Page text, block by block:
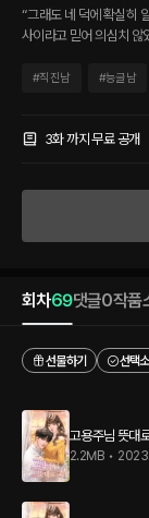
“그래도 네 덕에 확실히 알
사이라고 믿어 의심치 않
를 주인공이 아닌 들러리로 만들어주겠
고용을 요구한다! *** “겸손도 정도껏 해야죠.” “……?” “거울 안 보고 살아요? 나는 태
#직진남 #능글남
3화 까지 무료 공개
회차69댓글0작품
선물하기
선택
고용주님 뜻대
2.2MB •